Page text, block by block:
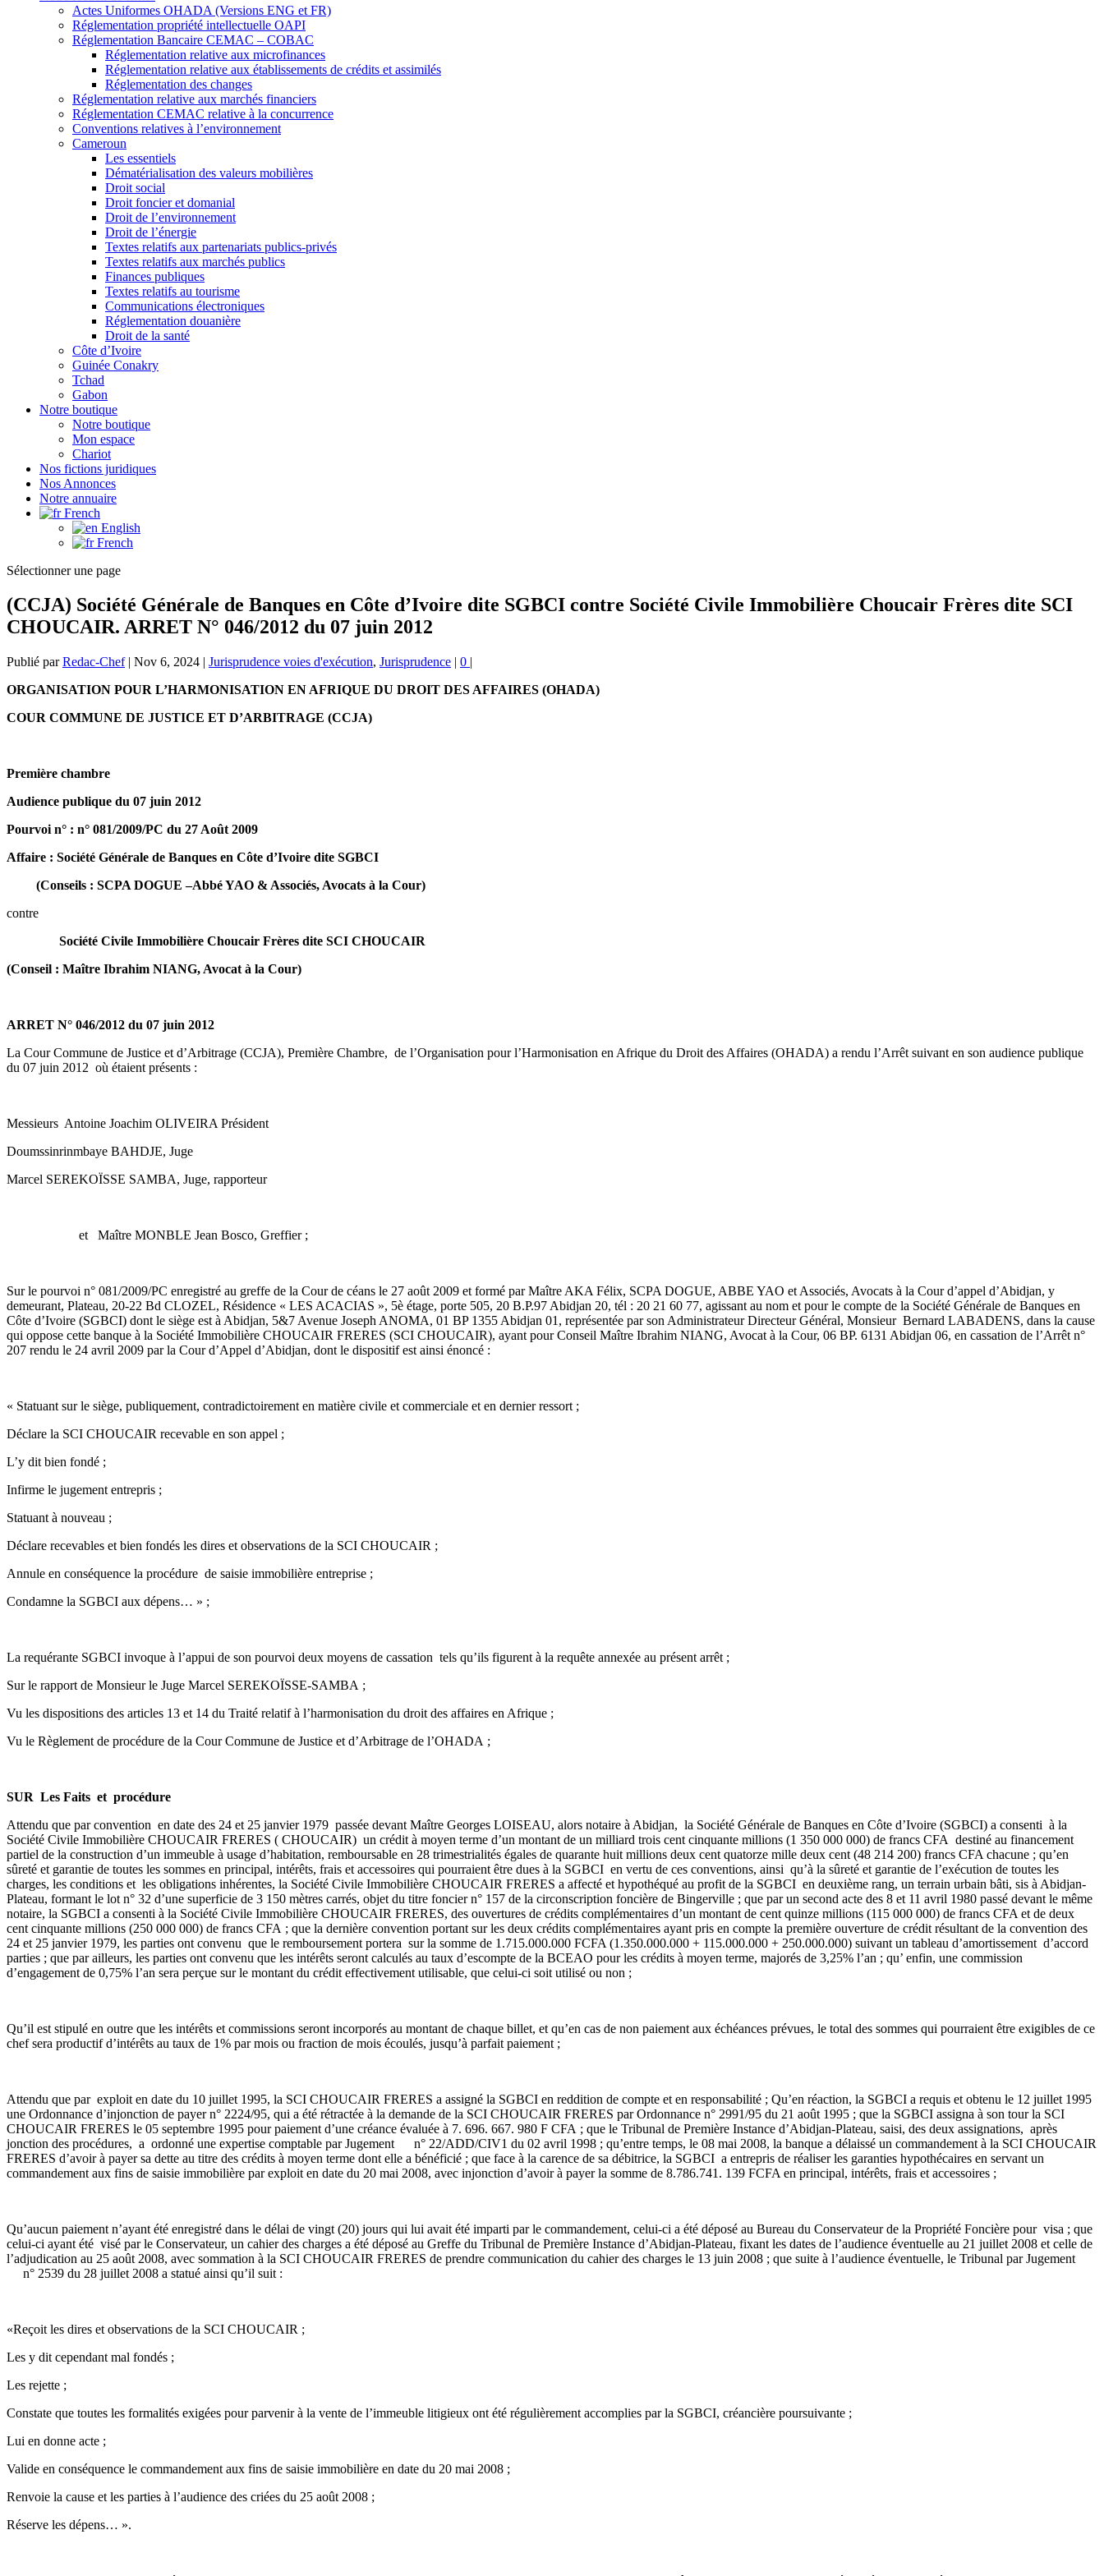
Actes Uniformes OHADA (Versions ENG et FR)
Réglementation propriété intellectuelle OAPI
Réglementation Bancaire CEMAC – COBAC
Réglementation relative aux microfinances
Réglementation relative aux établissements de crédits et assimilés
Réglementation des changes
Réglementation relative aux marchés financiers
Réglementation CEMAC relative à la concurrence
Conventions relatives à l’environnement
Cameroun
Les essentiels
Dématérialisation des valeurs mobilières
Droit social
Droit foncier et domanial
Droit de l’environnement
Droit de l’énergie
Textes relatifs aux partenariats publics-privés
Textes relatifs aux marchés publics
Finances publiques
Textes relatifs au tourisme
Communications électroniques
Réglementation douanière
Droit de la santé
Côte d’Ivoire
Guinée Conakry
Tchad
Gabon
Notre boutique
Notre boutique
Mon espace
Chariot
Nos fictions juridiques
Nos Annonces
Notre annuaire
French
English
French
Sélectionner une page
(CCJA) Société Générale de Banques en Côte d’Ivoire dite SGBCI contre Société Civile Immobilière Choucair Frères dite SCI
CHOUCAIR. ARRET N° 046/2012 du 07 juin 2012
Publié parRedac-Chef| Nov 6, 2024 | Jurisprudence voies d'exécution, Jurisprudence | 0 |
ORGANISATION POUR L’HARMONISATION EN AFRIQUE DU DROIT DES AFFAIRES (OHADA)
COUR COMMUNE DE JUSTICE ET D’ARBITRAGE (CCJA)
Première chambre
Audience publique du 07 juin 2012
Pourvoi n° : n° 081/2009/PC du 27 Août 2009
Affaire : Société Générale de Banques en Côte d’Ivoire dite SGBCI
(Conseils : SCPA DOGUE –Abbé YAO & Associés, Avocats à la Cour)
contre
Société Civile Immobilière Choucair Frères dite SCI CHOUCAIR
(Conseil : Maître Ibrahim NIANG, Avocat à la Cour)
ARRET N° 046/2012 du 07 juin 2012
La Cour Commune de Justice et d’Arbitrage (CCJA), Première Chambre, de l’Organisation pour l’Harmonisation en Afrique du Droit des Affaires (OHADA) a rendu l’Arrêt suivant en son audience publique
du 07 juin 2012 où étaient présents :
Messieurs Antoine Joachim OLIVEIRA Président
Doumssinrinmbaye BAHDJE, Juge
Marcel SEREKOÏSSE SAMBA, Juge, rapporteur
et Maître MONBLE Jean Bosco, Greffier ;
Sur le pourvoi n° 081/2009/PC enregistré au greffe de la Cour de céans le 27 août 2009 et formé par Maître AKA Félix, SCPA DOGUE, ABBE YAO et Associés, Avocats à la Cour d’appel d’Abidjan, y
demeurant, Plateau, 20-22 Bd CLOZEL, Résidence « LES ACACIAS », 5è étage, porte 505, 20 B.P.97 Abidjan 20, tél : 20 21 60 77, agissant au nom et pour le compte de la Société Générale de Banques en
Côte d’Ivoire (SGBCI) dont le siège est à Abidjan, 5&7 Avenue Joseph ANOMA, 01 BP 1355 Abidjan 01, représentée par son Administrateur Directeur Général, Monsieur Bernard LABADENS, dans la cause
qui oppose cette banque à la Société Immobilière CHOUCAIR FRERES (SCI CHOUCAIR), ayant pour Conseil Maître Ibrahim NIANG, Avocat à la Cour, 06 BP. 6131 Abidjan 06, en cassation de l’Arrêt n°
207 rendu le 24 avril 2009 par la Cour d’Appel d’Abidjan, dont le dispositif est ainsi énoncé :
« Statuant sur le siège, publiquement, contradictoirement en matière civile et commerciale et en dernier ressort ;
Déclare la SCI CHOUCAIR recevable en son appel ;
L’y dit bien fondé ;
Infirme le jugement entrepris ;
Statuant à nouveau ;
Déclare recevables et bien fondés les dires et observations de la SCI CHOUCAIR ;
Annule en conséquence la procédure de saisie immobilière entreprise ;
Condamne la SGBCI aux dépens… » ;
La requérante SGBCI invoque à l’appui de son pourvoi deux moyens de cassation tels qu’ils figurent à la requête annexée au présent arrêt ;
Sur le rapport de Monsieur le Juge Marcel SEREKOÏSSE-SAMBA ;
Vu les dispositions des articles 13 et 14 du Traité relatif à l’harmonisation du droit des affaires en Afrique ;
Vu le Règlement de procédure de la Cour Commune de Justice et d’Arbitrage de l’OHADA ;
SUR Les Faits et procédure
Attendu que par convention en date des 24 et 25 janvier 1979 passée devant Maître Georges LOISEAU, alors notaire à Abidjan, la Société Générale de Banques en Côte d’Ivoire (SGBCI) a consenti à la
Société Civile Immobilière CHOUCAIR FRERES ( CHOUCAIR) un crédit à moyen terme d’un montant de un milliard trois cent cinquante millions (1 350 000 000) de francs CFA destiné au financement
partiel de la construction d’un immeuble à usage d’habitation, remboursable en 28 trimestrialités égales de quarante huit millions deux cent quatorze mille deux cent (48 214 200) francs CFA chacune ; qu’en
sûreté et garantie de toutes les sommes en principal, intérêts, frais et accessoires qui pourraient être dues à la SGBCI en vertu de ces conventions, ainsi qu’à la sûreté et garantie de l’exécution de toutes les
charges, les conditions et les obligations inhérentes, la Société Civile Immobilière CHOUCAIR FRERES a affecté et hypothéqué au profit de la SGBCI en deuxième rang, un terrain urbain bâti, sis à Abidjan-
Plateau, formant le lot n° 32 d’une superficie de 3 150 mètres carrés, objet du titre foncier n° 157 de la circonscription foncière de Bingerville ; que par un second acte des 8 et 11 avril 1980 passé devant le même
notaire, la SGBCI a consenti à la Société Civile Immobilière CHOUCAIR FRERES, des ouvertures de crédits complémentaires d’un montant de cent quinze millions (115 000 000) de francs CFA et de deux
cent cinquante millions (250 000 000) de francs CFA ; que la dernière convention portant sur les deux crédits complémentaires ayant pris en compte la première ouverture de crédit résultant de la convention des
24 et 25 janvier 1979, les parties ont convenu que le remboursement portera sur la somme de 1.715.000.000 FCFA (1.350.000.000 + 115.000.000 + 250.000.000) suivant un tableau d’amortissement d’accord
parties ; que par ailleurs, les parties ont convenu que les intérêts seront calculés au taux d’escompte de la BCEAO pour les crédits à moyen terme, majorés de 3,25% l’an ; qu’ enfin, une commission
d’engagement de 0,75% l’an sera perçue sur le montant du crédit effectivement utilisable, que celui-ci soit utilisé ou non ;
Qu’il est stipulé en outre que les intérêts et commissions seront incorporés au montant de chaque billet, et qu’en cas de non paiement aux échéances prévues, le total des sommes qui pourraient être exigibles de ce
chef sera productif d’intérêts au taux de 1% par mois ou fraction de mois écoulés, jusqu’à parfait paiement ;
Attendu que par exploit en date du 10 juillet 1995, la SCI CHOUCAIR FRERES a assigné la SGBCI en reddition de compte et en responsabilité ; Qu’en réaction, la SGBCI a requis et obtenu le 12 juillet 1995
une Ordonnance d’injonction de payer n° 2224/95, qui a été rétractée à la demande de la SCI CHOUCAIR FRERES par Ordonnance n° 2991/95 du 21 août 1995 ; que la SGBCI assigna à son tour la SCI
CHOUCAIR FRERES le 05 septembre 1995 pour paiement d’une créance évaluée à 7. 696. 667. 980 F CFA ; que le Tribunal de Première Instance d’Abidjan-Plateau, saisi, des deux assignations, après
jonction des procédures, a ordonné une expertise comptable par Jugement n° 22/ADD/CIV1 du 02 avril 1998 ; qu’entre temps, le 08 mai 2008, la banque a délaissé un commandement à la SCI CHOUCAIR
FRERES d’avoir à payer sa dette au titre des crédits à moyen terme dont elle a bénéficié ; que face à la carence de sa débitrice, la SGBCI a entrepris de réaliser les garanties hypothécaires en servant un
commandement aux fins de saisie immobilière par exploit en date du 20 mai 2008, avec injonction d’avoir à payer la somme de 8.786.741. 139 FCFA en principal, intérêts, frais et accessoires ;
Qu’aucun paiement n’ayant été enregistré dans le délai de vingt (20) jours qui lui avait été imparti par le commandement, celui-ci a été déposé au Bureau du Conservateur de la Propriété Foncière pour visa ; que
celui-ci ayant été visé par le Conservateur, un cahier des charges a été déposé au Greffe du Tribunal de Première Instance d’Abidjan-Plateau, fixant les dates de l’audience éventuelle au 21 juillet 2008 et celle de
l’adjudication au 25 août 2008, avec sommation à la SCI CHOUCAIR FRERES de prendre communication du cahier des charges le 13 juin 2008 ; que suite à l’audience éventuelle, le Tribunal par Jugement
n° 2539 du 28 juillet 2008 a statué ainsi qu’il suit :
«Reçoit les dires et observations de la SCI CHOUCAIR ;
Les y dit cependant mal fondés ;
Les rejette ;
Constate que toutes les formalités exigées pour parvenir à la vente de l’immeuble litigieux ont été régulièrement accomplies par la SGBCI, créancière poursuivante ;
Lui en donne acte ;
Valide en conséquence le commandement aux fins de saisie immobilière en date du 20 mai 2008 ;
Renvoie la cause et les parties à l’audience des criées du 25 août 2008 ;
Réserve les dépens… ».